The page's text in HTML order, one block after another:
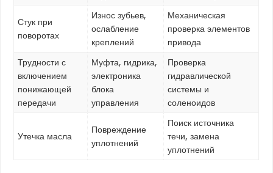
Стук при
поворотах
Износ зубьев,
ослабление
креплений
Механическая
проверка элементов
привода
Трудности с
включением
понижающей
передачи
Муфта, гидрика,
электроника
блока
управления
Проверка
гидравлической
системы и
соленоидов
Утечка масла
Повреждение
уплотнений
Поиск источника
течи, замена
уплотнений